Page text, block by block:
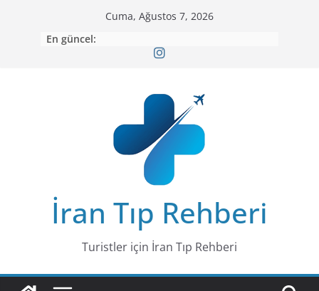
Cuma, Ağustos 7, 2026
En güncel:
İran Tıp Rehberi
Turistler için İran Tıp Rehberi